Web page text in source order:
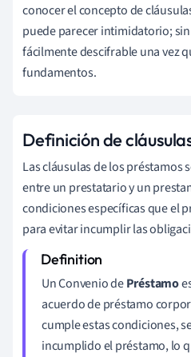
conocer el concepto de
puede parecer intimidatorio;
fácilmente descifrable una vez
fundamentos.
Definición de
Las cláusulas de los préstamos
entre un prestatario y un
condiciones específicas que el
para evitar incumplir las
Un Convenio dePréstamo
acuerdo de préstamo
cumple estas condiciones,
incumplido el préstamo, lo